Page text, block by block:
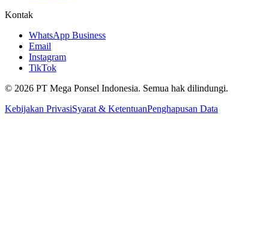
Kontak
WhatsApp Business
Email
Instagram
TikTok
© 2026 PT Mega Ponsel Indonesia. Semua hak dilindungi.
Kebijakan PrivasiSyarat & KetentuanPenghapusan Data